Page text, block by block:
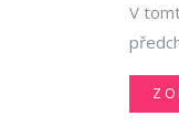
V
stylu